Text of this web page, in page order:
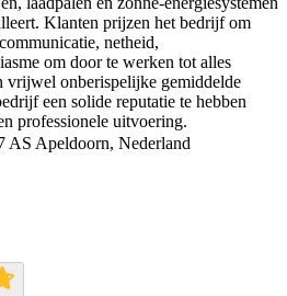
Klanten prijzen het bedrijf om
netheid,
om door te werken tot alles
vrijwel onberispelijke gemiddelde
een solide reputatie te hebben
professionele uitvoering.
AS Apeldoorn, Nederland